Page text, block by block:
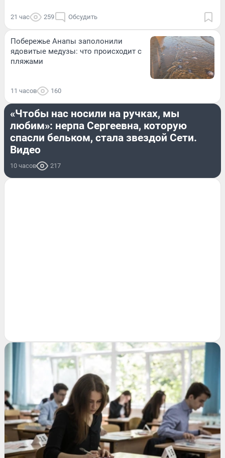
21 час 259 Обсудить
Побережье Анапы заполонили
ядовитые медузы: что происходит с
пляжами
11 часов 160
ЖИВОТНЫЕ
«Чтобы нас носили на ручках, мы
любим»: нерпа Сергеевна, которую
спасли бельком, стала звездой Сети.
Видео
10 часов 217